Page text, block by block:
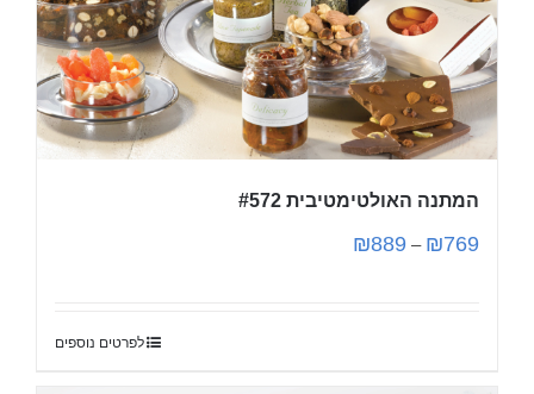
המתנה האולטימטיבית #572
₪769
–
₪889
לפרטים נוספים